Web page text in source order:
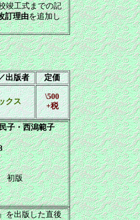
竣工式までの記
訂理由を追加し
出版者 定価
クス
\500
+税
子・西潟範子
初版
を出版した直後